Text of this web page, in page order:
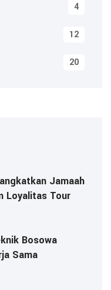
4
12
20
Jamaah
Loyalitas Tour
Bosowa
Sama